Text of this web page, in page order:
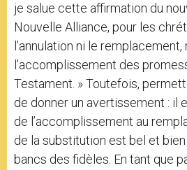
je salue cette affirmation du
Nouvelle Alliance, pour les
l’annulation ni le remplacement,
l’accomplissement des
Testament. » Toutefois,
de donner un avertissement : il
de l’accomplissement au
de la substitution est bel et
bancs des fidèles. En tant que